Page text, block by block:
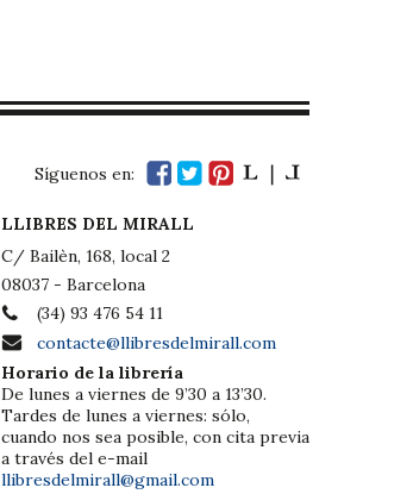
Síguenos en:
LLIBRES DEL MIRALL
C/ Bailèn, 168, local 2
08037 - Barcelona
(34) 93 476 54 11
contacte@llibresdelmirall.com
Horario de la librería
De lunes a viernes de 9’30 a 13’30.
Tardes de lunes a viernes: sólo,
cuando nos sea posible, con cita previa
a través del e-mail
llibresdelmirall@gmail.com